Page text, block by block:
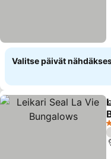
Valitse päivät